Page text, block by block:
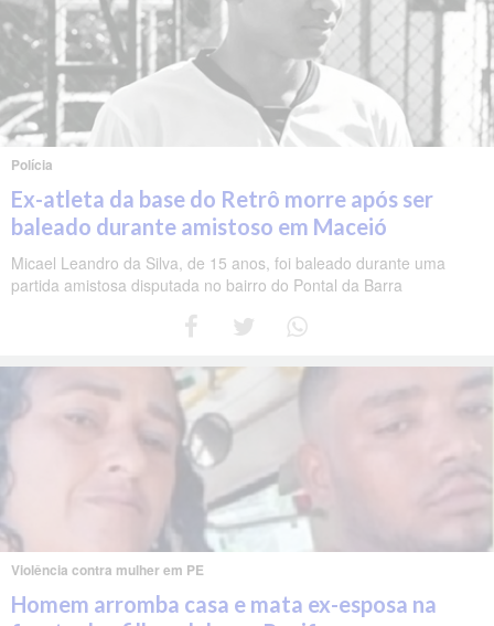
Polícia
Ex-atleta da base do Retrô morre após ser
baleado durante amistoso em Maceió
Micael Leandro da Silva, de 15 anos, foi baleado durante uma
partida amistosa disputada no bairro do Pontal da Barra
Violência contra mulher em PE
Homem arromba casa e mata ex-esposa na